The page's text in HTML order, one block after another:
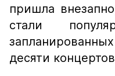
пришла
стали
десяти